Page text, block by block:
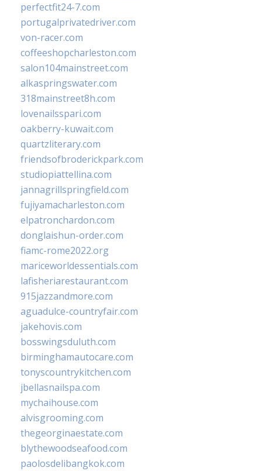
perfectfit24-7.com
portugalprivatedriver.com
von-racer.com
coffeeshopcharleston.com
salon104mainstreet.com
alkaspringswater.com
318mainstreet8h.com
lovenailsspari.com
oakberry-kuwait.com
quartzliterary.com
friendsofbroderickpark.com
studiopiattellina.com
jannagrillspringfield.com
fujiyamacharleston.com
elpatronchardon.com
donglaishun-order.com
fiamc-rome2022.org
mariceworldessentials.com
lafisheriarestaurant.com
915jazzandmore.com
aguadulce-countryfair.com
jakehovis.com
bosswingsduluth.com
birminghamautocare.com
tonyscountrykitchen.com
jbellasnailspa.com
mychaihouse.com
alvisgrooming.com
thegeorginaestate.com
blythewoodseafood.com
paolosdelibangkok.com